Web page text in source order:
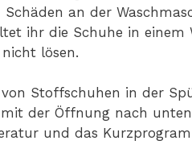
an der
ihr die Schuhe in einem
lösen.
Stoffschuhen in der
der Öffnung nach
und das